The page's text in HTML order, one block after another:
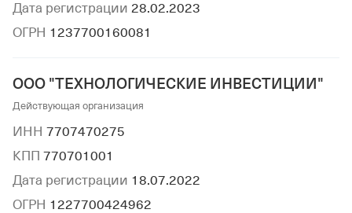
Дата регистрации 28.02.2023
ОГРН 1237700160081
ООО "ТЕХНОЛОГИЧЕСКИЕ ИНВЕСТИЦИИ"
Действующая организация
ИНН 7707470275
КПП 770701001
Дата регистрации 18.07.2022
ОГРН 1227700424962